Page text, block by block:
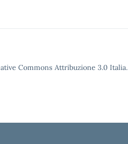
Commons Attribuzione 3.0 Italia.